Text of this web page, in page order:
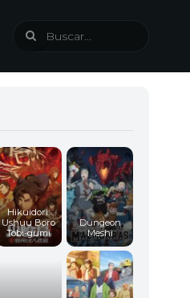
Hikuidori:
Ushuu Boro
Tobi-gumi
Dungeon
Meshi